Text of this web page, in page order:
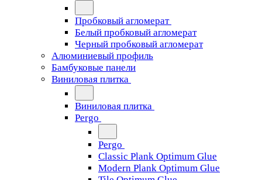
Пробковый агломерат
Белый пробковый агломерат
Черный пробковый агломерат
Алюминиевый профиль
Бамбуковые панели
Виниловая плитка
Виниловая плитка
Pergo
Pergo
Classic Plank Optimum Glue
Modern Plank Optimum Glue